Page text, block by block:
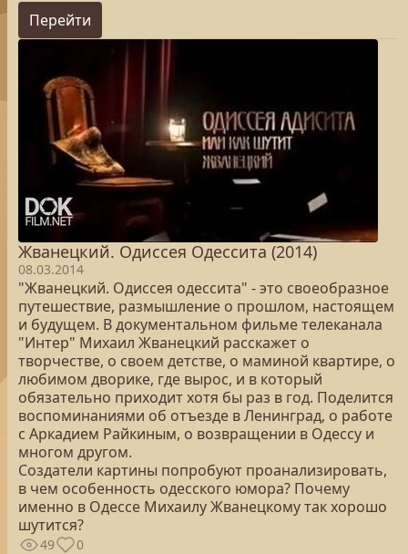
Перейти
Жванецкий. Одиссея Одессита (2014)
08.03.2014
"Жванецкий. Одиссея одессита" - это своеобразное
путешествие, размышление о прошлом, настоящем
и будущем. В документальном фильме телеканала
"Интер" Михаил Жванецкий расскажет о
творчестве, о своем детстве, о маминой квартире, о
любимом дворике, где вырос, и в который
обязательно приходит хотя бы раз в год. Поделится
воспоминаниями об отъезде в Ленинград, о работе
с Аркадием Райкиным, о возвращении в Одессу и
многом другом.
Создатели картины попробуют проанализировать,
в чем особенность одесского юмора? Почему
именно в Одессе Михаилу Жванецкому так хорошо
шутится?
49 0